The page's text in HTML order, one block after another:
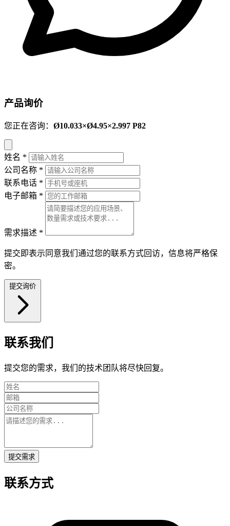
产品询价
您正在咨询： Ø10.033×Ø4.95×2.997 P82
姓名 *
公司名称 *
联系电话 *
电子邮箱 *
需求描述 *
提交即表示同意我们通过您的联系方式回访，信息将严格保
密。
提交询价
联系我们
提交您的需求，我们的技术团队将尽快回复。
提交需求
联系方式